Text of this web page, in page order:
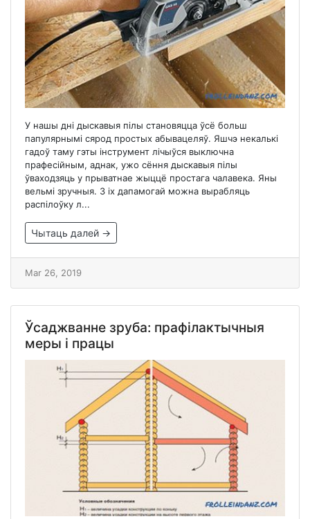
У нашы дні дыскавыя пілы становяцца ўсё больш
папулярнымі сярод простых абывацеляў. Яшчэ некалькі
гадоў таму гэты інструмент лічыўся выключна
прафесійным, аднак, ужо сёння дыскавыя пілы
ўваходзяць у прыватнае жыццё простага чалавека. Яны
вельмі зручныя. З іх дапамогай можна вырабляць
распілоўку л...
Чытаць далей →
Mar 26, 2019
Ўсаджванне зруба: прафілактычныя
меры і працы